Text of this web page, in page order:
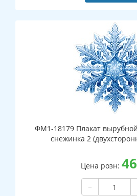
ФМ1-18179 Плакат
снежинка 2
Цена розн: 46
−